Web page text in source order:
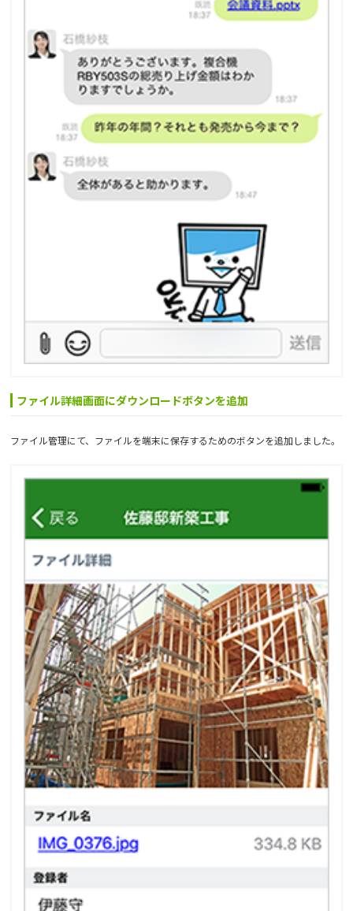
ファイル詳細画面にダウンロードボタンを追加
ファイル管理にて、ファイルを端末に保存するためのボタンを追加しました。